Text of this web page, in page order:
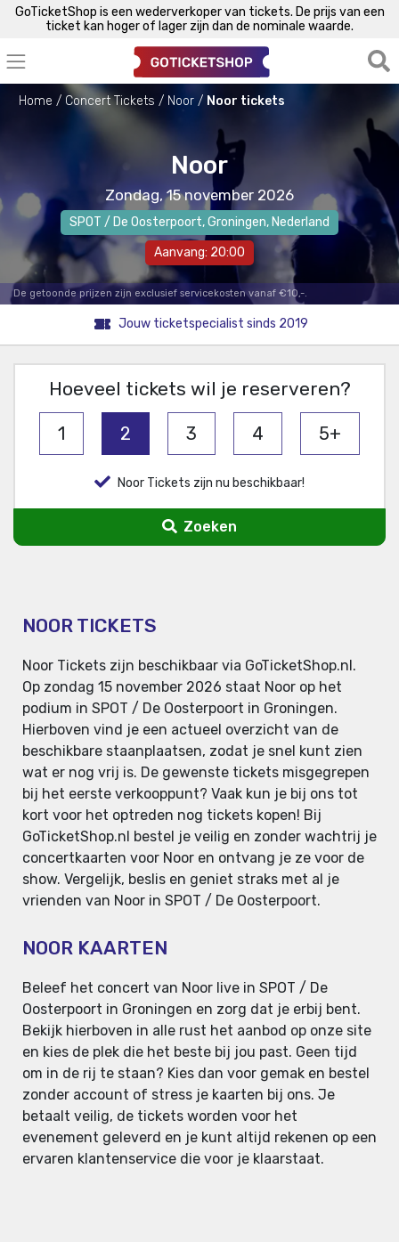
GoTicketShop is een wederverkoper van tickets. De prijs van een
ticket kan hoger of lager zijn dan de nominale waarde.
Home Concert Tickets Noor Noor tickets
Noor
Zondag, 15 november 2026
SPOT / De Oosterpoort,Groningen, Nederland
Aanvang: 20:00
De getoonde prijzen zijn exclusief servicekosten vanaf €10,-.
Jouw ticketspecialist sinds 2019
Hoeveel tickets wil je reserveren?
1 2 3 4 5+
Noor Tickets zijn nu beschikbaar!
Zoeken
NOOR TICKETS
Noor Tickets zijn beschikbaar via GoTicketShop.nl.
Op zondag 15 november 2026 staat Noor op het
podium in SPOT / De Oosterpoort in Groningen.
Hierboven vind je een actueel overzicht van de
beschikbare staanplaatsen, zodat je snel kunt zien
wat er nog vrij is. De gewenste tickets misgegrepen
bij het eerste verkooppunt? Vaak kun je bij ons tot
kort voor het optreden nog tickets kopen! Bij
GoTicketShop.nl bestel je veilig en zonder wachtrij je
concertkaarten voor Noor en ontvang je ze voor de
show. Vergelijk, beslis en geniet straks met al je
vrienden van Noor in SPOT / De Oosterpoort.
NOOR KAARTEN
Beleef het concert van Noor live in SPOT / De
Oosterpoort in Groningen en zorg dat je erbij bent.
Bekijk hierboven in alle rust het aanbod op onze site
en kies de plek die het beste bij jou past. Geen tijd
om in de rij te staan? Kies dan voor gemak en bestel
zonder account of stress je kaarten bij ons. Je
betaalt veilig, de tickets worden voor het
evenement geleverd en je kunt altijd rekenen op een
ervaren klantenservice die voor je klaarstaat.